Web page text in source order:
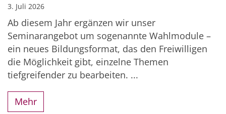
3. Juli 2026
Ab diesem Jahr ergänzen wir unser
Seminarangebot um sogenannte Wahlmodule –
ein neues Bildungsformat, das den Freiwilligen
die Möglichkeit gibt, einzelne Themen
tiefgreifender zu bearbeiten. ...
Mehr